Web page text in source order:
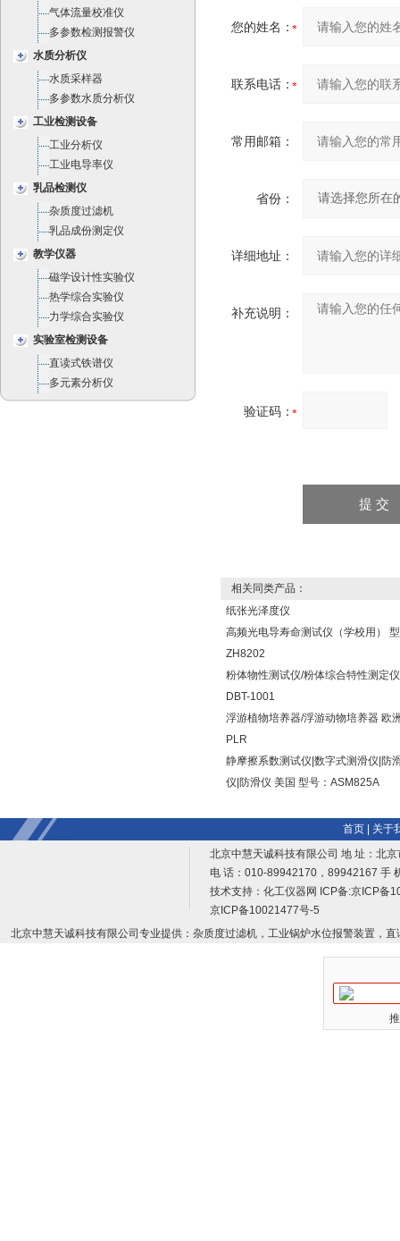
气体流量校准仪
多参数检测报警仪
水质分析仪
水质采样器
多参数水质分析仪
工业检测设备
工业分析仪
工业电导率仪
乳品检测仪
杂质度过滤机
乳品成份测定仪
教学仪器
磁学设计性实验仪
热学综合实验仪
力学综合实验仪
实验室检测设备
直读式铁谱仪
多元素分析仪
您的姓名：
联系电话：
常用邮箱：
省份：
详细地址：
补充说明：
验证码：
相关同类产品：
纸张光泽度仪
高频光电导寿命测试仪（学校用）
ZH8202
粉体物性测试仪/粉体综合特性测定
DBT-1001
浮游植物培养器/浮游动物培养器 欧
PLR
静摩擦系数测试仪|数字式测滑仪|防
仪|防滑仪 美国 型号：ASM825A
首页|
关于
北京中慧天诚科技有限公司 地 址：北
电 话：010-89942170，89942167 手
技术支持： 化工仪器网 ICP备:京ICP备
京ICP备10021477号-5
北京中慧天诚科技有限公司专业提供：杂质度过滤机，工业锅炉水位报警装置，